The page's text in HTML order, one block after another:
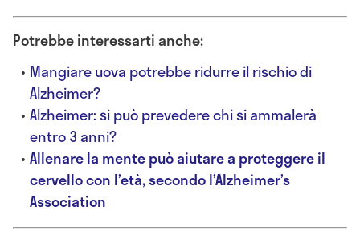
Potrebbe interessarti anche:
Mangiare uova potrebbe ridurre il rischio di
Alzheimer?
Alzheimer: si può prevedere chi si ammalerà
entro 3 anni?
Allenare la mente può aiutare a proteggere il
cervello con l’età, secondo l’Alzheimer’s
Association